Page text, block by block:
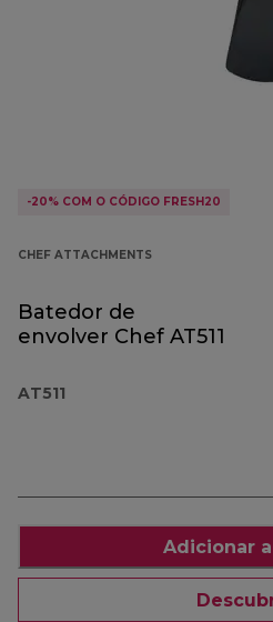
-20% COM O CÓDIGO FRESH20
CHEF ATTACHMENTS
Batedor de
envolver Chef AT511
AT511
Adicionar